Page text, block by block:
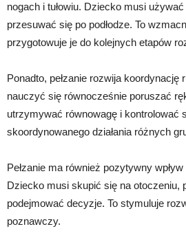
nogach i tułowiu. Dziecko musi
przesuwać się po podłodze. To
przygotowuje je do kolejnych etapów
Ponadto, pełzanie rozwija
nauczyć się równocześnie poruszać
utrzymywać równowagę i kontrolować
skoordynowanego działania różnych
Pełzanie ma również pozytywny
Dziecko musi skupić się na otoczeniu,
podejmować decyzje. To stymuluje
poznawczy.